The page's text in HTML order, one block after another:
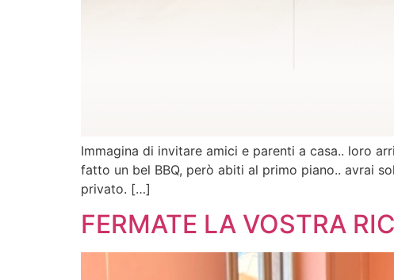
Immagina di invitare amici e parenti a casa.. loro
fatto un bel BBQ, però abiti al primo piano.. avrai
privato. […]
FERMATE LA VOSTRA